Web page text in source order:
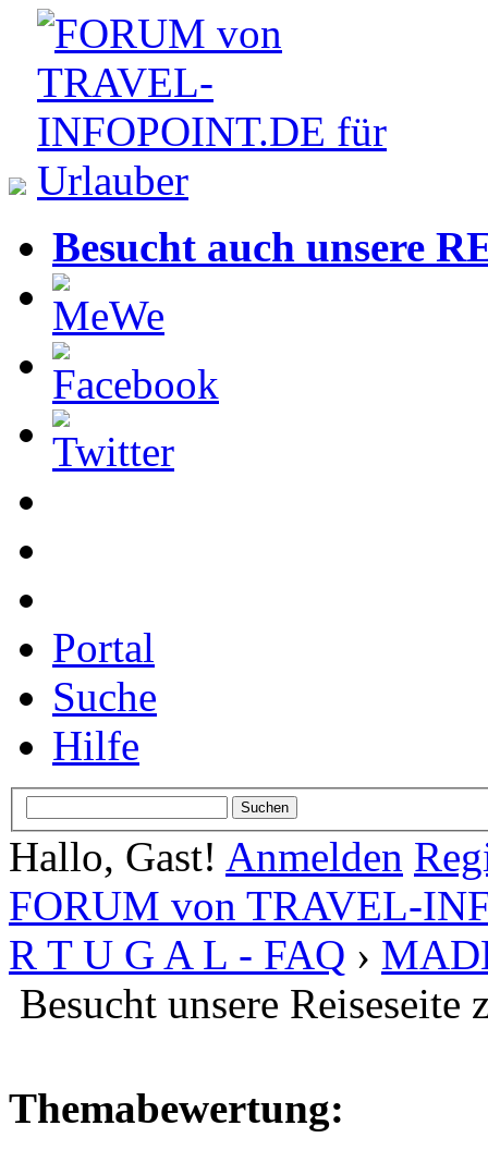
Besucht auch unsere
Portal
Suche
Hilfe
Hallo, Gast! Anmelden
FORUM von TRAVEL-
R T U G A L - FAQ ›
Besucht unsere
Themabewertung: